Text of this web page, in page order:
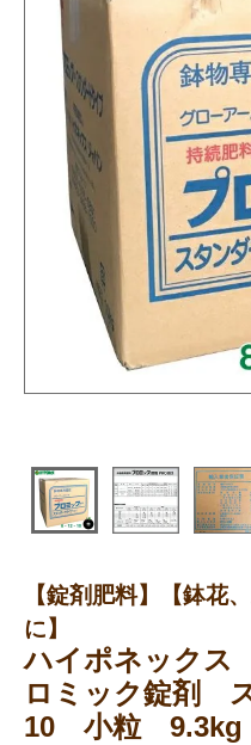
【錠剤肥料】【鉢花
に】
ハイポネック
ロミック錠剤
10 小粒 9.3kg